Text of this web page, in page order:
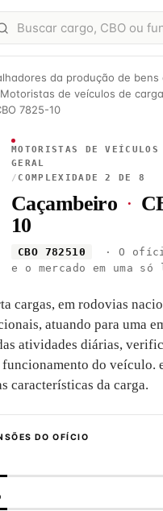
da produção de bens
Motoristas de veículos de
7825-10
MOTORISTAS DE VEÍCULOS
GERAL
/ COMPLEXIDADE 2 DE 8
Caçambeiro ·
10
CBO 782510
· O
e o mercado em uma
cargas, em rodovias
atuando para uma
atividades diárias,
do veículo.
características da carga.
DO OFÍCIO